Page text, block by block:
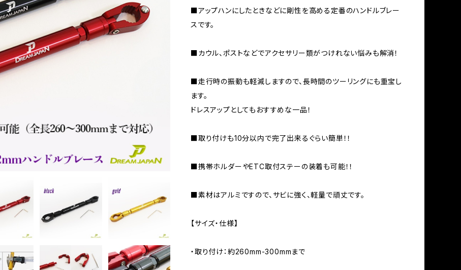
■アップハンにしたときなどに剛性を高める定番のハンドルブレー
スです。
■カウル、ポストなどでアクセサリー類がつけれない悩みも解消！
■走行時の振動も軽減しますので、長時間のツーリングにも重宝し
ます。
ドレスアップとしてもおすすめな一品！
■取り付けも10分以内で完了出来るぐらい簡単！！
■携帯ホルダーやETC取付ステーの装着も可能！！
■素材はアルミですので、サビに強く、軽量で頑丈です。
【サイズ・仕様】
・取り付け：約260mm-300mmまで